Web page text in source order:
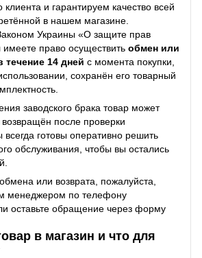
и гарантируем качество всей
в нашем магазине.
Украины «О защите прав
право осуществить обмен или
течение 14 дней с момента покупки,
сохранён его товарный
заводского брака товар может
после проверки
готовы оперативно решить
обслуживания, чтобы вы остались
или возврата, пожалуйста,
менеджером по телефону
оставьте обращение через форму
в магазин и что для